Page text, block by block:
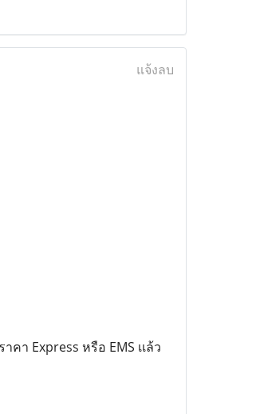
แจ้งลบ
า Express หรือ EMS เเล้ว